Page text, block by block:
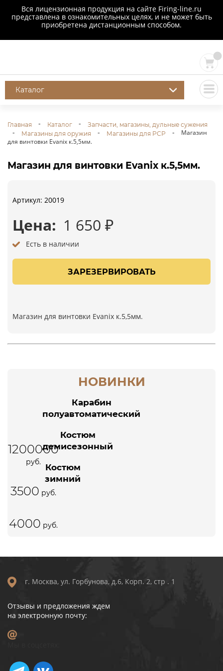
Вся лицензионная продукция на сайте Firing-line.ru
представлена в ознакомительных целях, и не может быть
приобретена дистанционным способом.
Каталог
Главная Каталог
Запчасти, магазины, дульные сужения
Магазины для оружия
Магазины для PCP
Магазин
для винтовки Evanix к.5,5мм.
Магазин для винтовки Evanix к.5,5мм.
Артикул: 20019
Цена:
Есть в наличии
ЗАРЕЗЕРВИРОВАТЬ
1 650 ₽
Магазин для винтовки Evanix к.5,5мм.
НОВИНКИ
Карабин
полуавтоматический
308 Win 16,5"
Бронзовый
1200000
руб.
Костюм
демисезонный
рыбалки №5
размер 46-62
3500 руб.
Костюм
зимний
для
№4
4000 руб.
г. Москва, ул. Горбунова, д.6, Корп. 2, стр . 1
Отзывы и предложения ждем
на электронную почту: